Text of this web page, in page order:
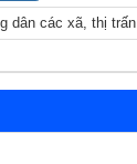
dân các xã, thị trấn